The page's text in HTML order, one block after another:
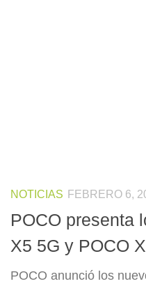
NOTICIAS FEBRERO 6,
POCO presenta
X5 5G y POCO
POCO anunció los